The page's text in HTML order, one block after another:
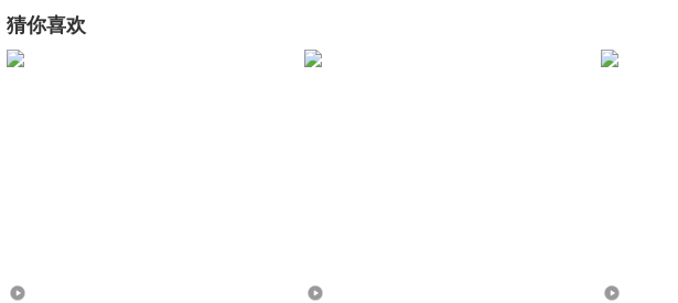
\
猜你喜欢